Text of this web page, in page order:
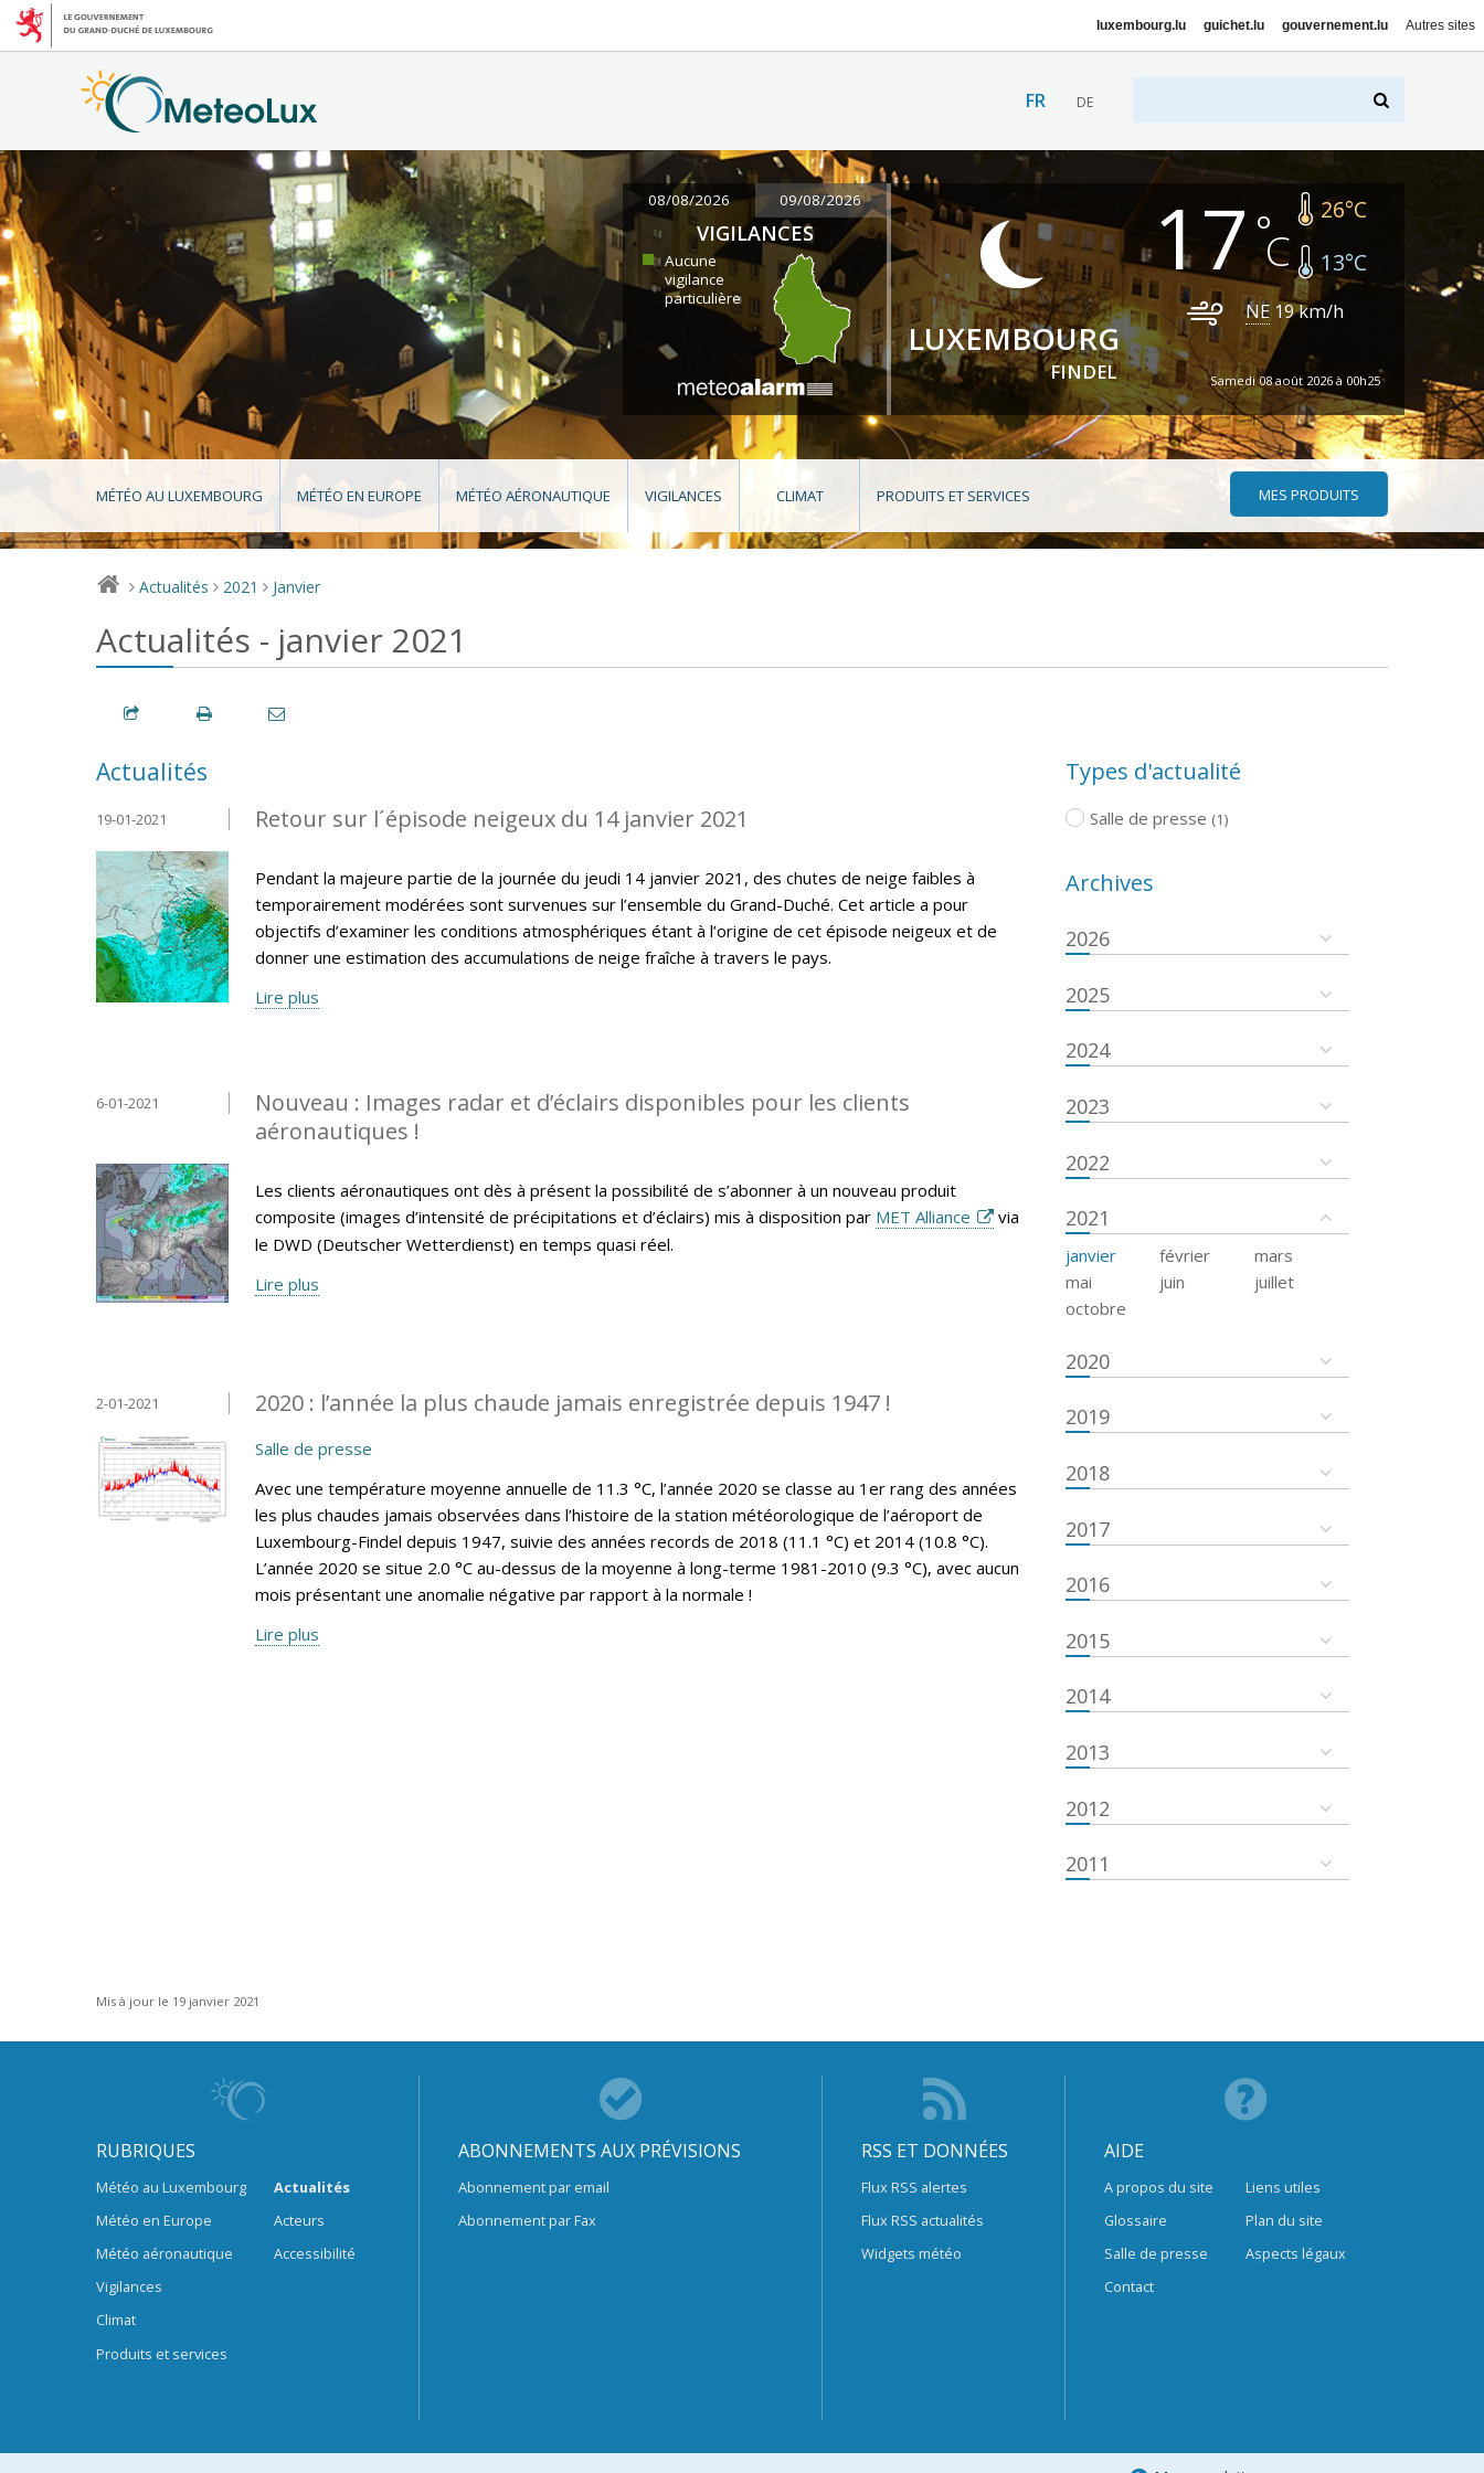
luxembourg.lu guichet.lu gouvernement.lu Autres sites
FR DE
08/08/2026 09/08/2026
VIGILANCES
Aucune
vigilance
particulière
LUXEMBOURG
FINDEL
17 26°C
13°C
NE 19km/h
Samedi 08 août 2026 à 00h25
MÉTÉO AU LUXEMBOURG MÉTÉO EN EUROPE MÉTÉO AÉRONAUTIQUE VIGILANCES CLIMAT PRODUITS ET SERVICES MES PRODUITS
> Actualités > 2021 > Janvier
Actualités - janvier 2021
Actualités
Retour sur l´épisode neigeux du 14 janvier 2021
19-01-2021
Pendant la majeure partie de la journée du jeudi 14 janvier 2021, des chutes de neige faibles à
temporairement modérées sont survenues sur l’ensemble du Grand-Duché. Cet article a pour
objectifs d’examiner les conditions atmosphériques étant à l’origine de cet épisode neigeux et de
donner une estimation des accumulations de neige fraîche à travers le pays.
Lire plus
Nouveau : Images radar et d’éclairs disponibles pour les clients
aéronautiques !
6-01-2021
Les clients aéronautiques ont dès à présent la possibilité de s’abonner à un nouveau produit
composite (images d’intensité de précipitations et d’éclairs) mis à disposition par MET Alliance
via
le DWD (Deutscher Wetterdienst) en temps quasi réel.
Lire plus
2020 : l’année la plus chaude jamais enregistrée depuis 1947 !
2-01-2021
Salle de presse
Avec une température moyenne annuelle de 11.3 °C, l’année 2020 se classe au 1er rang des années
les plus chaudes jamais observées dans l’histoire de la station météorologique de l’aéroport de
Luxembourg-Findel depuis 1947, suivie des années records de 2018 (11.1 °C) et 2014 (10.8 °C).
L’année 2020 se situe 2.0 °C au-dessus de la moyenne à long-terme 1981-2010 (9.3 °C), avec aucun
mois présentant une anomalie négative par rapport à la normale !
Lire plus
Types d'actualité
Salle de presse (1)
Archives
2026
2025
2024
2023
2022
2021
janvier février
mars
mai
juin
juillet
octobre
2020
2019
2018
2017
2016
2015
2014
2013
2012
2011
Mis à jour le 19 janvier 2021
RUBRIQUES
Météo au Luxembourg
Météo en Europe
Météo aéronautique
Vigilances
Climat
Produits et services
Actualités
Acteurs
Accessibilité
ABONNEMENTS AUX PRÉVISIONS
Abonnement par email
Abonnement par Fax
RSS ET DONNÉES
Flux RSS alertes
Flux RSS actualités
Widgets météo
AIDE
A propos du site
Glossaire
Salle de presse
Contact
Liens utiles
Plan du site
Aspects légaux